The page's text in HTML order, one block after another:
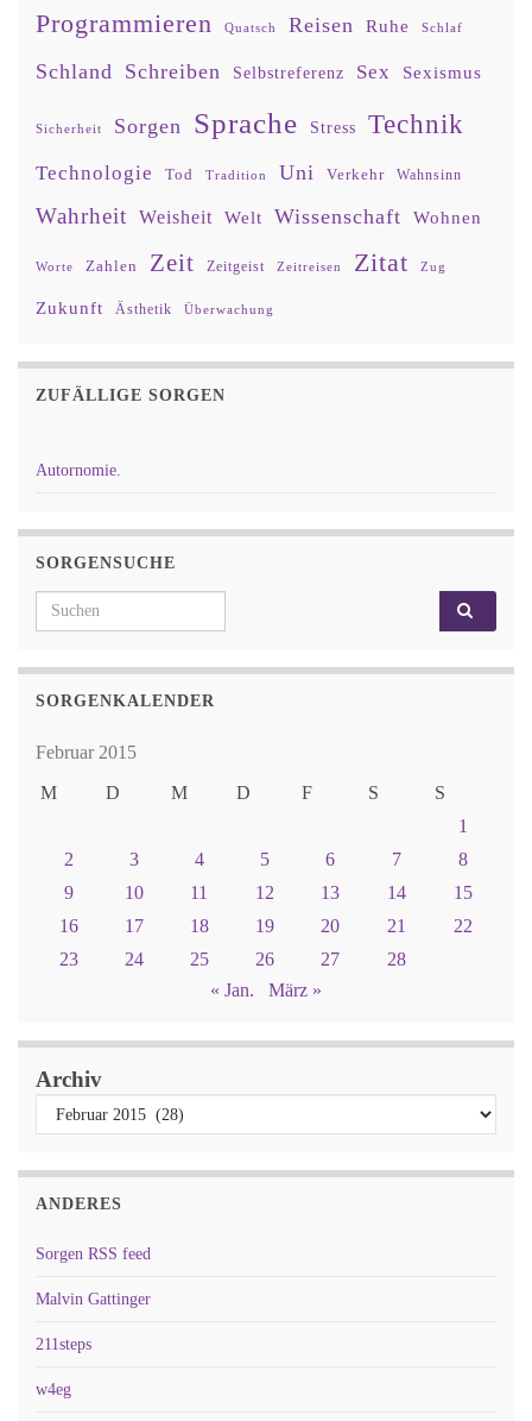
Programmieren Quatsch Reisen Ruhe Schlaf
Schland Schreiben Selbstreferenz Sex Sexismus
Sicherheit Sorgen Sprache Stress Technik
Technologie Tod Tradition Uni Verkehr Wahnsinn
Wahrheit Weisheit Welt Wissenschaft Wohnen
Worte Zahlen Zeit Zeitgeist Zeitreisen Zitat Zug
Zukunft Ästhetik Überwachung
ZUFÄLLIGE SORGEN
Autornomie.
SORGENSUCHE
Search for:
SORGENKALENDER
Februar 2015
M
D M D F S
S
1
2
3 4 5 6 7
8
9
10 11 12 13 14
15
16
17 18 19 20 21
22
23
24 25 26 27
28
« Jan.
März »
Archiv
ANDERES
Sorgen RSS feed
Malvin Gattinger
211steps
w4eg